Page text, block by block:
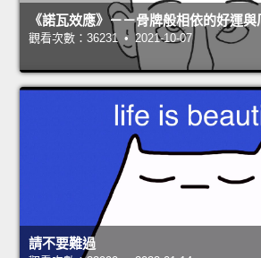
《諾瓦效應》－－骨牌般相依的好運與
觀看次數：36231 • 2021-10-07
請不要難過